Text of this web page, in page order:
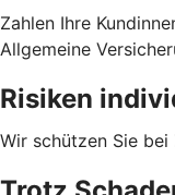
Zahlen Ihre
Allgemeine
Risiken
Wir schützen Sie bei